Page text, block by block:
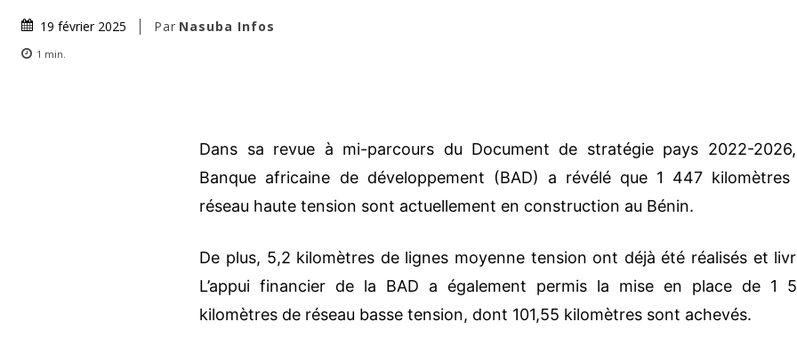
19 février 2025 Par Nasuba Infos
1 min.
Dans sa revue à mi-parcours du Document de stratégie pays 2022-
Banque africaine de développement (BAD) a révélé que 1 447 kilomètres
réseau haute tension sont actuellement en construction au Bénin.
De plus, 5,2 kilomètres de lignes moyenne tension ont déjà été réalisés et
L’appui financier de la BAD a également permis la mise en place de 1
kilomètres de réseau basse tension, dont 101,55 kilomètres sont achevés.